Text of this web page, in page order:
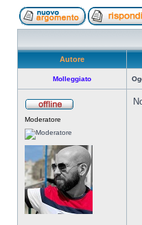
Autore
Molleggiato
Moderatore